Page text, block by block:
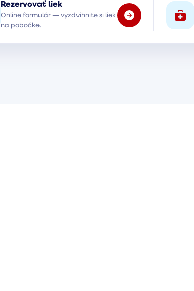
Rezervovať liek
Online formulár — vyzdvihnite si liek
na pobočke.